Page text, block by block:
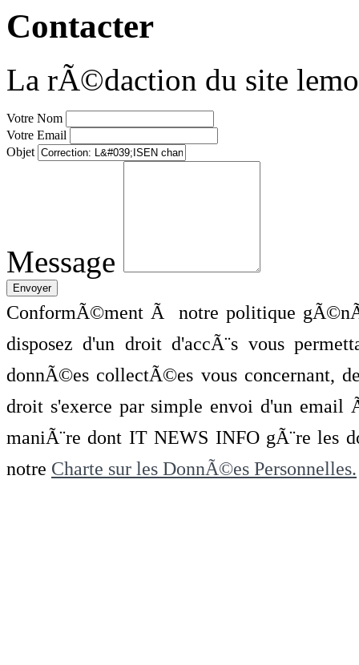
Contacter
La rÃ©daction du site
Votre Nom
Votre Email
Objet
Message
ConformÃ©ment Ã notre politique
disposez d'un droit d'accÃ¨s vous
donnÃ©es collectÃ©es vous concernant,
droit s'exerce par simple envoi d'un
maniÃ¨re dont IT NEWS INFO gÃ¨re les
notre Charte sur les DonnÃ©es Personnelles.